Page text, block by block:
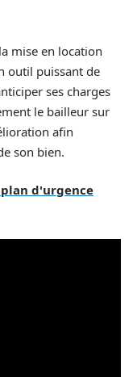
mise en location
outil puissant de
ses charges
le bailleur sur
afin
son bien.
plan d'urgence